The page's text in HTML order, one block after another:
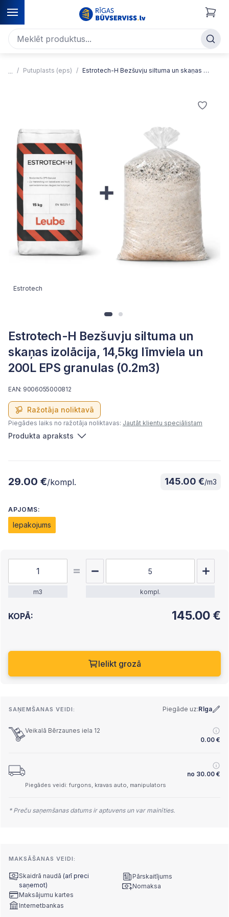
Putuplasts (eps) Estrotech-H Bezšuvju siltuma un skaņas izolācija
Estrotech
Estrotech-H Bezšuvju siltuma un
skaņas izolācija, 14,5kg līmviela un
200L EPS granulas (0.2m3)
Ražotāja noliktavā
EAN: 9006055000812
Piegādes laiks no ražotāja noliktavas: Jautāt klientu speciālistam
Produkta apraksts
29.00 €/kompl. 145.00 €/m3
APJOMS:
Iepakojums
m3 kompl.
KOPĀ: 145.00 €
Ielikt grozā
SAŅEMŠANAS VEIDI: Piegāde uz:Rīga
Veikalā Bērzaunes iela 12
0.00 €
no 30.00 €
Piegādes veidi: furgons, kravas auto, manipulators
* Preču saņemšanas datums ir aptuvens un var mainīties.
MAKSĀŠANAS VEIDI:
Skaidrā naudā (arī preci
saņemot)
Maksājumu kartes
Internetbankas
Pārskaitījums
Nomaksa